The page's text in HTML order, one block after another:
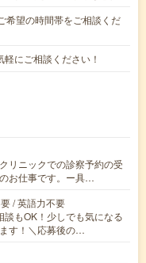
希望の時間帯をご相談くだ
にご相談ください！
リニックでの診察予約の受
お仕事です。ー具…
/ 英語力不要
もOK！少しでも気になる
す！＼応募後の…